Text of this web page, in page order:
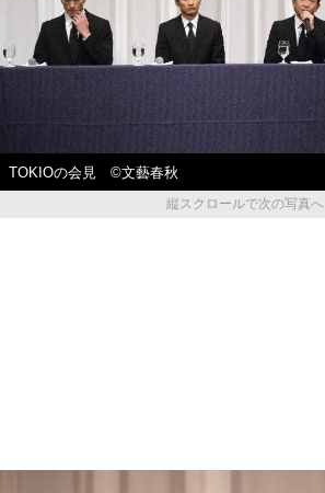
TOKIOの会見 ©文藝春秋
縦スクロールで次の写真へ